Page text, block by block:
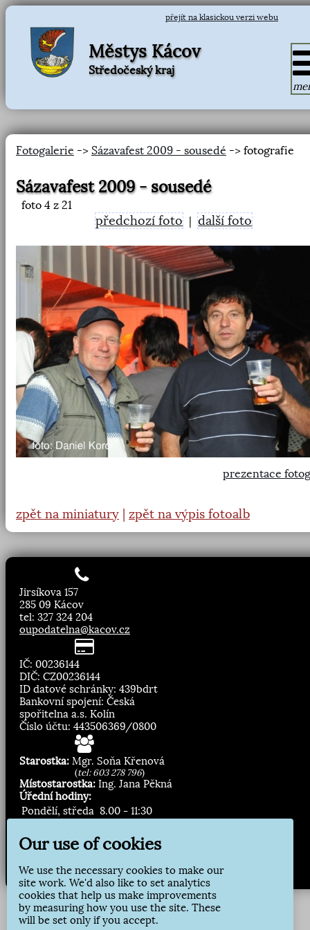
přejít na klasickou verzi webu
Městys Kácov
Středočeský kraj
Fotogalerie -> Sázavafest 2009 - sousedé -> fotografie
Sázavafest 2009 - sousedé
foto 4 z 21
předchozí foto |další foto
prezentace
zpět na miniatury zpět na výpis fotoalb
Jirsíkova 157
285 09 Kácov
tel: 327 324 204
oupodatelna@kacov.cz
IČ: 00236144
DIČ: CZ00236144
ID datové schránky: 439bdrt
Bankovní spojení: Česká
spořitelna a.s. Kolín
Číslo účtu: 443506369/0800
Starostka: Mgr. Soňa Křenová
(tel: 603 278 796)
Místostarostka: Ing. Jana Pěkná
Úřední hodiny:
Pondělí, středa 8.00 - 11:30
Přihlásit odběr
Our use of cookies
We use the necessary cookies to make our
site work. We'd also like to set analytics
cookies that help us make improvements
by measuring how you use the site. These
will be set only if you accept.